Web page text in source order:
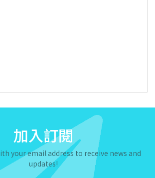
加入訂閱
your email address to receive news and
updates!